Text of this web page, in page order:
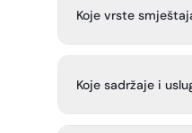
Koje vrste
smještaja
Koje sadržaje i